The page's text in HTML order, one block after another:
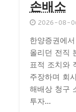
손배소
2026-08-
한양증권에
올리던 전직
표적 조치와
주장하며 회
해배상 청구
투자...